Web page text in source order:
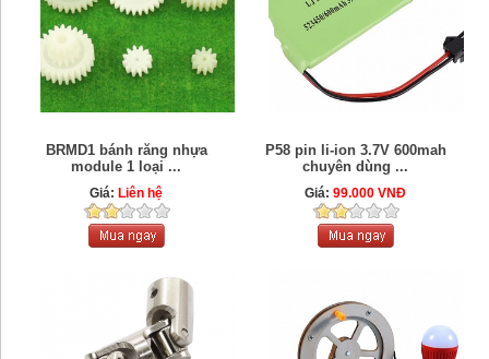
BRMD1 bánh răng nhựa
module 1 loại ...
Giá: Liên hệ
P58 pin li-ion 3.7V 600mah
chuyên dùng ...
Giá:99.000 VNĐ